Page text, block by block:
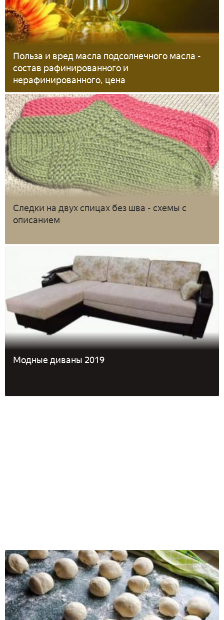
Польза и вред масла подсолнечного масла -
состав рафинированного и
нерафинированного, цена
Следки на двух спицах без шва - схемы с
описанием
Модные диваны 2019